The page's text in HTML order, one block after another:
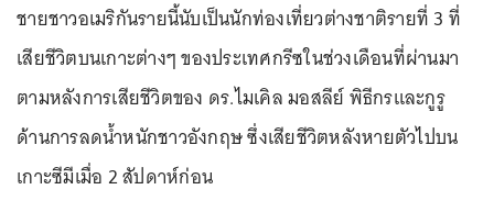
ชายชาวอเมริกันรายนี้นับเป็นนักท่องเที่ยวต่างชาติรายที่ 3 ที่
เสียชีวิตบนเกาะต่างๆ ของประเทศกรีซในช่วงเดือนที่ผ่านมา
ตามหลังการเสียชีวิตของ ดร.ไมเคิล มอสลีย์ พิธีกรและกูรู
ด้านการลดน้ำหนักชาวอังกฤษ ซึ่งเสียชีวิตหลังหายตัวไปบน
เกาะซีมีเมื่อ 2 สัปดาห์ก่อน